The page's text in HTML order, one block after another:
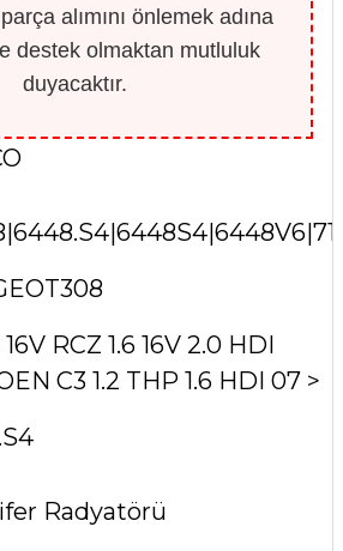
alımını önlemek adına
destek olmaktan mutluluk
duyacaktır.
16V RCZ 1.6 16V 2.0 HDI
C3 1.2 THP 1.6 HDI 07 >
Radyatörü